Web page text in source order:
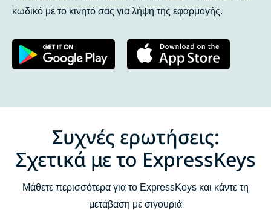
κωδικό με το κινητό σας για λήψη της εφαρμογής.
Συχνές ερωτήσεις:
Σχετικά με το ExpressKeys
Μάθετε περισσότερα για το ExpressKeys και κάντε τη
μετάβαση με σιγουριά